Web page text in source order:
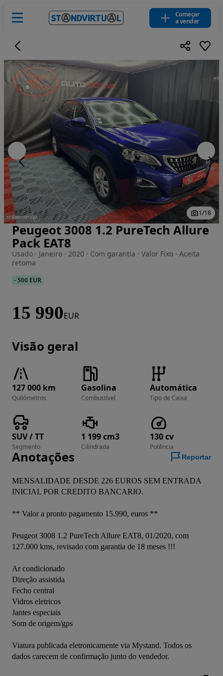
Começar
a vender
Imagem 1 de 18
1/18
Peugeot 3008 1.2 PureTech Allure
Pack EAT8
Usado · Janeiro · 2020 · Com garantia · Valor Fixo · Aceita
retoma
-500 EUR
15 990EUR
Visão geral
127 000 km
Quilómetros
Gasolina
Combustível
Automática
Tipo de Caixa
SUV / TT
Segmento
1 199 cm3
Cilindrada
130 cv
Potência
Anotações Reportar
MENSALIDADE DESDE 226 EUROS SEM ENTRADA
INICIAL POR CREDITO BANCARIO.
** Valor a pronto pagamento 15.990, euros **
Peugeot 3008 1.2 PureTech Allure EAT8, 01/2020, com
127.000 kms, revisado com garantia de 18 meses !!!
Ar condicionado
Direção assistida
Fecho central
Vidros eletricos
Jantes especiais
Som de origem/gps
Viatura publicada eletronicamente via Mystand. Todos os
dados carecem de confirmação junto do vendedor.